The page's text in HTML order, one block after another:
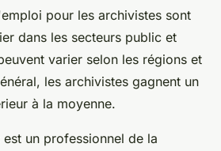
pour les archivistes sont
dans les secteurs public et
varier selon les régions et
les archivistes gagnent un
à la moyenne.
un professionnel de la